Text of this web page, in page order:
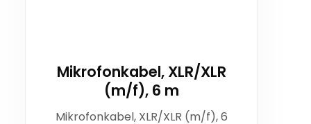
Mikrofonkabel, XLR/XLR
(m/f), 6 m
Mikrofonkabel, XLR/XLR (m/f), 6